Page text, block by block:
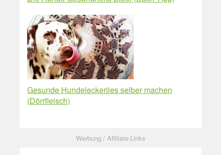
Gesunde Hundeleckerlies selber machen
(Dörrfleisch)